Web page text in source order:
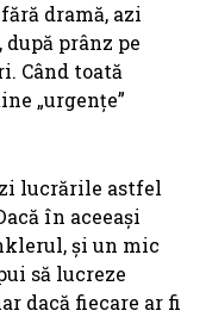
dramă, azi
prânz pe
Când toată
„urgențe”
lucrările astfel
în aceeași
și un mic
să lucreze
dacă fiecare ar fi